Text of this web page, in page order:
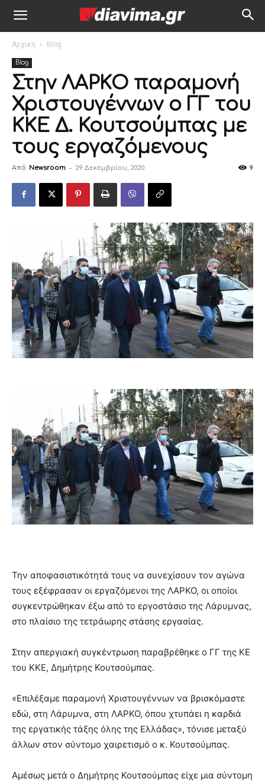
Αρχική Blog
Blog
Στην ΛΑΡΚΟ παραμονή
Χριστουγέννων ο ΓΓ του
ΚΚΕ Δ. Κουτσούμπας με
τους εργαζόμενους
Από Newsroom - 29 Δεκεμβρίου, 2020 9
Την αποφασιστικότητά τους να συνεχίσουν τον αγώνα
τους εξέφρασαν οι εργαζόμενοι της ΛΑΡΚΟ, οι οποίοι
συγκεντρώθηκαν έξω από το εργοστάσιο της Λάρυμνας,
στο πλαίσιο της τετράωρης στάσης εργασίας.
Στην απεργιακή συγκέντρωση παραβρέθηκε ο ΓΓ της ΚΕ
του ΚΚΕ, Δημήτρης Κουτσούμπας.
«Επιλέξαμε παραμονή Χριστουγέννων να βρισκόμαστε
εδώ, στη Λάρυμνα, στη ΛΑΡΚΟ, όπου χτυπάει η καρδιά
της εργατικής τάξης όλης της Ελλάδας», τόνισε μεταξύ
άλλων στον σύντομο χαιρετισμό ο κ. Κουτσούμπας.
Αμέσως μετά ο Δημήτρης Κουτσούμπας είχε μια σύντομη